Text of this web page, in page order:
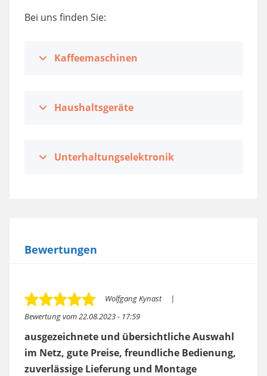
Bei uns finden Sie:
Kaffeemaschinen
Haushaltsgeräte
Unterhaltungselektronik
Bewertungen
Bewertung vom22.08.2023 - 17:59
Wolfgang Kynast
ausgezeichnete und übersichtliche Auswahl
im Netz, gute Preise, freundliche Bedienung,
zuverlässige Lieferung und Montage